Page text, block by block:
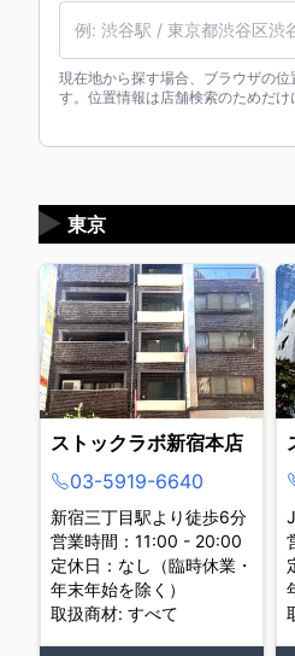
現在地から探す場合、ブラウザの
す。位置情報は店舗検索のためだけ
東京
▶
ストックラボ新宿本店
03-5919-6640
新宿三丁目駅より徒歩6分
営業時間：11:00 - 20:00
定休日：なし（臨時休業・
年末年始を除く）
取扱商材: すべて